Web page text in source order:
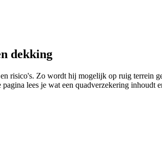
dekking
risico's. Zo wordt hij mogelijk op ruig terrein
lees je wat een quadverzekering inhoudt